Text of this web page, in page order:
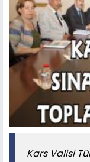
Kars Valisi